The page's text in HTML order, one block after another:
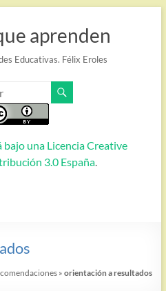
aprenden
Educativas. Félix Eroles
bajo una Licencia Creative
3.0 España.
»orientación a resultados